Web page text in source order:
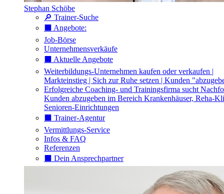
Stephan Schöbe
🔎 Trainer-Suche
⬛️ Angebote:
Job-Börse
Unternehmensverkäufe
⬛️ Aktuelle Angebote
Weiterbildungs-Unternehmen kaufen oder verkaufen |
Markteinstieg | Sich zur Ruhe setzen | Kunden
Erfolgreiche Coaching- und Trainingsfirma sucht
Kunden abzugeben im Bereich Krankenhäuser, Reha-
Senioren-Einrichtungen
⬛️ Trainer-Agentur
Vermittlungs-Service
Infos & FAQ
Referenzen
⬛️ Dein Ansprechpartner